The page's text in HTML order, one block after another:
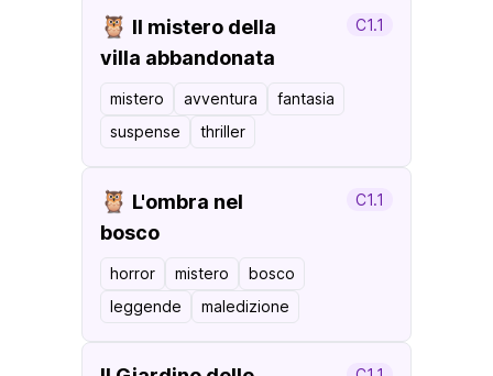
🦉 Il mistero della
villa abbandonata
C1.1
mistero avventura
fantasia
suspense
thriller
🦉 L'ombra nel
bosco
C1.1
horror mistero
bosco
leggende
maledizione